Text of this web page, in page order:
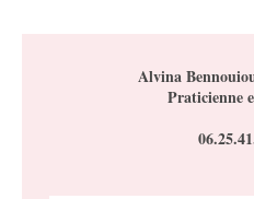
Alvina
Praticienne